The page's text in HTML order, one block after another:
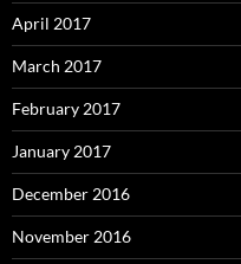
April 2017
March 2017
February 2017
January 2017
December 2016
November 2016